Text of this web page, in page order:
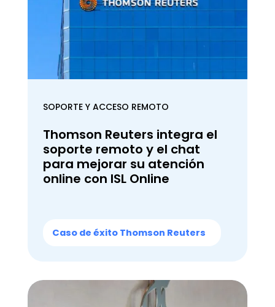
SOPORTE Y ACCESO REMOTO
Thomson Reuters integra el
soporte remoto y el chat
para mejorar su atención
online con ISL Online
Caso de éxito Thomson Reuters